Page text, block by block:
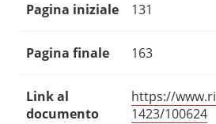
Pagina iniziale 131
Pagina finale 163
Link al
documento
https://
1423/100624